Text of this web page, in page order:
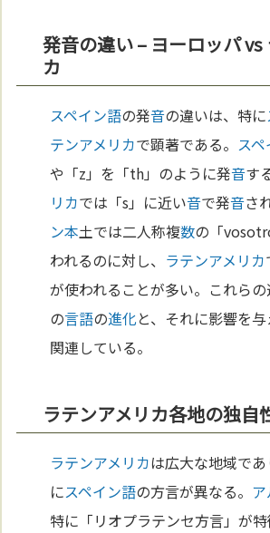
発音の違い – ヨーロッパ vs
カ
スペイン語の発音の違いは、特に
テンアメリカで顕著である。 ス
や「z」を「th」のように発音す
リカでは「s」に近い音で発音さ
ン本土では二人称複数の「
われるのに対し、 ラテンアメリカ
が使われることが多い。これら
の言語の進化と、それに影響を
関連している。
ラテンアメリカ各地の独自
ラテンアメリカは広大な地域であ
にスペイン語の方言が異なる。
特に「リオプラテンセ方言」が